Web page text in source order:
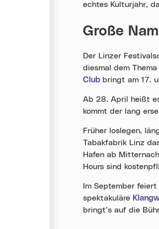
echtes Kulturjahr,
Große
Der Linzer
diesmal dem
Club bringt am 17.
Ab 28. April heißt
kommt der lang
Früher loslegen,
Tabakfabrik Linz
Hafen ab
Hours sind
Im September feiert
spektakuläre
bringt’s auf die